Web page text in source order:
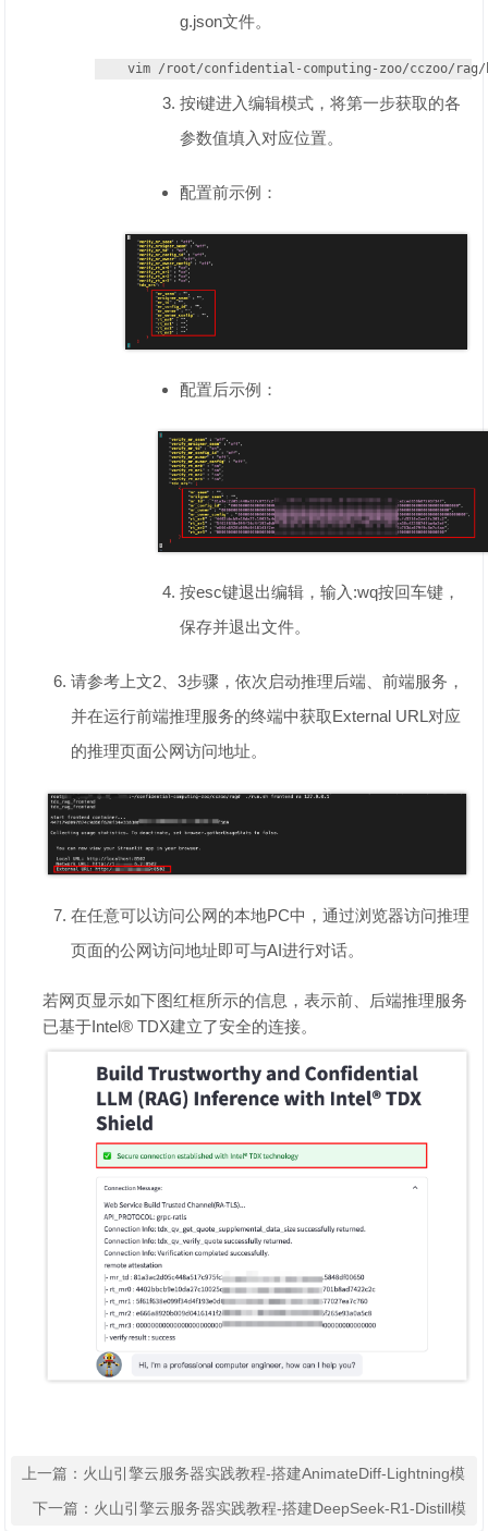
g.json文件。
vim /root/confidential-computing-zoo/cczoo/
按i键进入编辑模式，将第一步获取的各
参数值填入对应位置。
配置前示例：
配置后示例：
按esc键退出编辑，输入:wq按回车键，
保存并退出文件。
请参考上文2、3步骤，依次启动推理后端、前端服务，
并在运行前端推理服务的终端中获取External URL对应
的推理页面公网访问地址。
在任意可以访问公网的本地PC中，通过浏览器访问推理
页面的公网访问地址即可与AI进行对话。
若网页显示如下图红框所示的信息，表示前、后端推理服务
已基于Intel® TDX建立了安全的连接。
上一篇： 火山引擎云服务器实践教程-搭建AnimateDiff-Lightning模
型进行文生视频推理
下一篇： 火山引擎云服务器实践教程-搭建DeepSeek-R1-Distill模